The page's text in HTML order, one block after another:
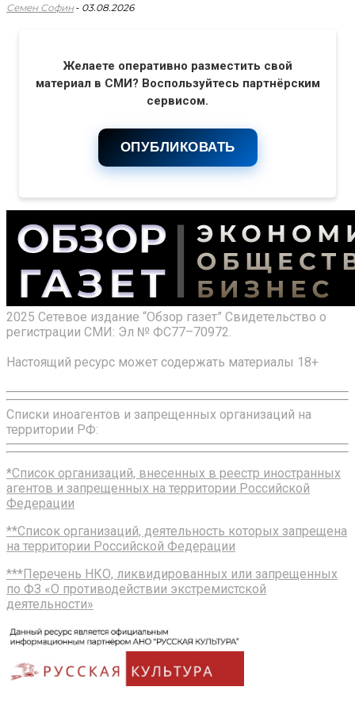
Семен Софин - 03.08.2026
Желаете оперативно разместить свой
материал в СМИ? Воспользуйтесь партнёрским
сервисом.
ОПУБЛИКОВАТЬ
2025 Сетевое издание “Обзор газет” Свидетельство о
регистрации СМИ: Эл № ФС77–70972.
Настоящий ресурс может содержать материалы 18+
Списки иноагентов и запрещенных организаций на
территории РФ:
*Список организаций, внесенных в реестр иностранных
агентов и запрещенных на территории Российской
Федерации
**Список организаций, деятельность которых запрещена
на территории Российской Федерации
***Перечень НКО, ликвидированных или запрещенных
по ФЗ «О противодействии экстремистской
деятельности»